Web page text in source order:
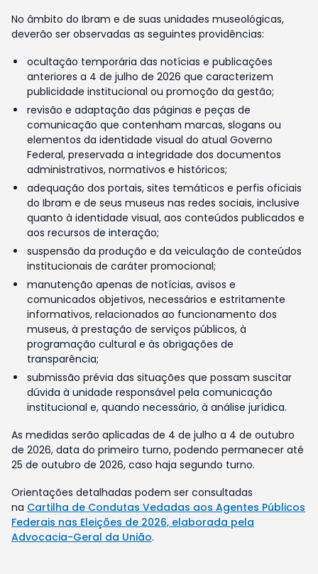
No âmbito do Ibram e de suas unidades museológicas,
deverão ser observadas as seguintes providências:
ocultação temporária das notícias e publicações
anteriores a 4 de julho de 2026 que caracterizem
publicidade institucional ou promoção da gestão;
revisão e adaptação das páginas e peças de
comunicação que contenham marcas, slogans ou
elementos da identidade visual do atual Governo
Federal, preservada a integridade dos documentos
administrativos, normativos e históricos;
adequação dos portais, sites temáticos e perfis oficiais
do Ibram e de seus museus nas redes sociais, inclusive
quanto à identidade visual, aos conteúdos publicados e
aos recursos de interação;
suspensão da produção e da veiculação de conteúdos
institucionais de caráter promocional;
manutenção apenas de notícias, avisos e
comunicados objetivos, necessários e estritamente
informativos, relacionados ao funcionamento dos
museus, à prestação de serviços públicos, à
programação cultural e às obrigações de
transparência;
submissão prévia das situações que possam suscitar
dúvida à unidade responsável pela comunicação
institucional e, quando necessário, à análise jurídica.
As medidas serão aplicadas de 4 de julho a 4 de outubro
de 2026, data do primeiro turno, podendo permanecer até
25 de outubro de 2026, caso haja segundo turno.
Orientações detalhadas podem ser consultadas
na Cartilha de Condutas Vedadas aos Agentes Públicos
Federais nas Eleições de 2026, elaborada pela
Advocacia-Geral da União.